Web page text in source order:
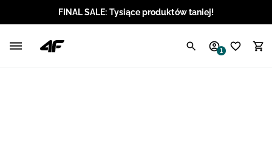
FINAL SALE: Tysiące produktów taniej!
1